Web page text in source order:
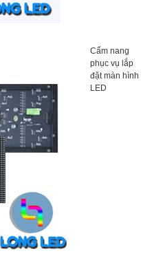
Cẩm nang
phục vụ lắp
đặt màn hình
LED